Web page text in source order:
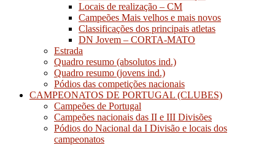
Locais de realização – CM
Campeões Mais velhos e mais novos
Classificações dos principais atletas
DN Jovem – CORTA-MATO
Estrada
Quadro resumo (absolutos ind.)
Quadro resumo (jovens ind.)
Pódios das competições nacionais
CAMPEONATOS DE PORTUGAL (CLUBES)
Campeões de Portugal
Campeões nacionais das II e III Divisões
Pódios do Nacional da I Divisão e locais dos
campeonatos